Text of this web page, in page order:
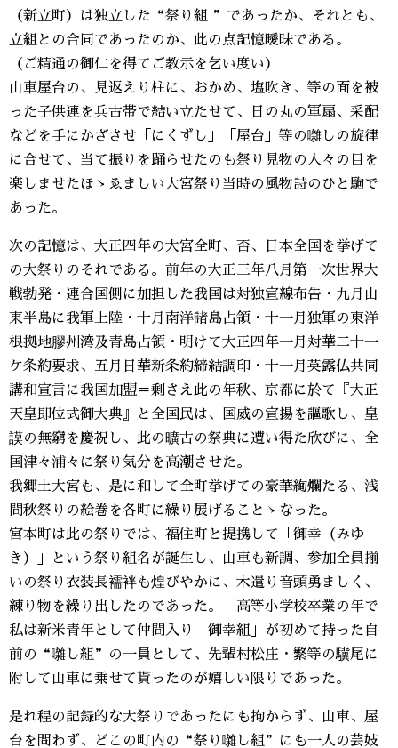
（新立町）は独立した“祭り組 ”であったか、それとも、
立組との合同であったのか、此の点記憶曖昧である。
（ご精通の御仁を得てご教示を乞い度い）
山車屋台の、見返えり柱に、おかめ、塩吹き、等の面を被
った子供連を兵古帯で結い立たせて、日の丸の軍扇、采配
などを手にかざさせ「にくずし」「屋台」等の囃しの旋律
に合せて、当て振りを踊らせたのも祭り見物の人々の目を
楽しませたほゝゑましい大宮祭り当時の風物詩のひと駒で
あった。
次の記憶は、大正四年の大宮全町、否、日本全国を挙げて
の大祭りのそれである。前年の大正三年八月第一次世界大
戦勃発・連合国側に加担した我国は対独宣線布告・九月山
東半島に我軍上陸・十月南洋諸島占領・十一月独軍の東洋
根拠地膠州湾及青島占領・明けて大正四年一月対華二十一
ケ条約要求、五月日華新条約締結調印・十一月英露仏共同
講和宣言に我国加盟＝剰さえ此の年秋、京都に於て『大正
天皇即位式御大典』と全国民は、国威の宣揚を謳歌し、皇
謨の無窮を慶祝し、此の曠古の祭典に遭い得た欣びに、全
国津々浦々に祭り気分を高潮させた。
我郷土大宮も、是に和して全町挙げての豪華絢爛たる、浅
間秋祭りの絵巻を各町に繰り展げることゝなった。
宮本町は此の祭りでは、福住町と提携して「御幸（みゆ
き）」という祭り組名が誕生し、山車も新調、参加全員揃
いの祭り衣装長襦袢も煌びやかに、木遣り音頭勇ましく、
練り物を繰り出したのであった。 高等小学校卒業の年で
私は新米青年として仲間入り「御幸組」が初めて持った自
前の“囃し組”の一員として、先輩村松庄・繁等の驥尾に
附して山車に乗せて貰ったのが嬉しい限りであった。
是れ程の記録的な大祭りであったにも拘からず、山車、屋
台を問わず、どこの町内の“祭り囃し組”にも一人の芸妓